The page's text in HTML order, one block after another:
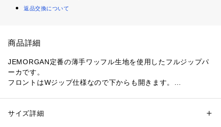
返品交換について
商品詳細
JEMORGAN定番の薄手ワッフル生地を使用したフルジップパ
ーカです。
フロントはWジップ仕様なので下からも開きます。
ユニセックスアイテムです。
性別：メンズ
サイズ詳細